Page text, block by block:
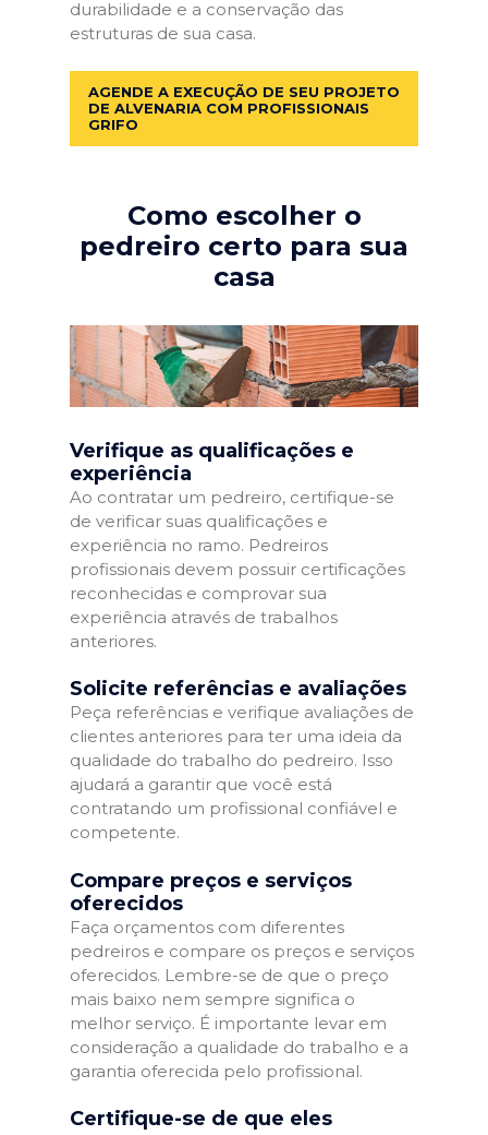
durabilidade e a conservação das
estruturas de sua casa.
AGENDE A EXECUÇÃO DE SEU PROJETO
DE ALVENARIA COM PROFISSIONAIS
GRIFO
Como escolher o
pedreiro certo para sua
casa
Verifique as qualificações e
experiência
Ao contratar um pedreiro, certifique-se
de verificar suas qualificações e
experiência no ramo. Pedreiros
profissionais devem possuir certificações
reconhecidas e comprovar sua
experiência através de trabalhos
anteriores.
Solicite referências e avaliações
Peça referências e verifique avaliações de
clientes anteriores para ter uma ideia da
qualidade do trabalho do pedreiro. Isso
ajudará a garantir que você está
contratando um profissional confiável e
competente.
Compare preços e serviços
oferecidos
Faça orçamentos com diferentes
pedreiros e compare os preços e serviços
oferecidos. Lembre-se de que o preço
mais baixo nem sempre significa o
melhor serviço. É importante levar em
consideração a qualidade do trabalho e a
garantia oferecida pelo profissional.
Certifique-se de que eles